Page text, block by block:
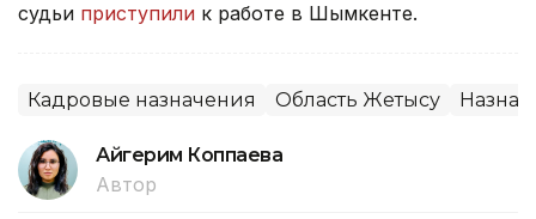
судьи приступили к работе в Шымкенте.
Кадровые назначения Область Жетысу
Айгерим Коппаева
Автор